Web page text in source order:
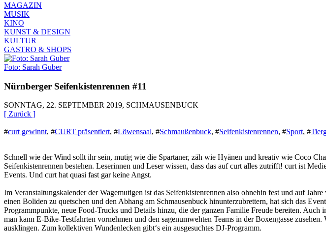
MAGAZIN
MUSIK
KINO
KUNST & DESIGN
KULTUR
GASTRO & SHOPS
Foto: Sarah Guber
Nürnberger Seifenkistenrennen #11
SONNTAG, 22. SEPTEMBER 2019, SCHMAUSENBUCK
[ Zurück ]
#curt gewinnt, #CURT präsentiert, #Löwensaal, #Schmaußenbuck, #Seifenkistenrennen, #Sport, #
Schnell wie der Wind sollt ihr sein, mutig wie die Spartaner, zäh wie Hyänen und kreativ wie Coco
Seifenkistenrennen bestehen. Leserinnen und Leser wissen, dass das auf curt alles zutrifft! curt ist
Events. Und curt hat quasi fast gar keine Angst.
Im Veranstaltungskalender der Wagemutigen ist das Seifenkistenrennen also ohnehin fest und auf
einen Boliden zu quetschen und den Abhang am Schmausenbuck hinunterzubrettern, hat sich das
Programmpunkte, neue Food-Trucks und Details hinzu, die der ganzen Familie Freude bereiten.
man kann E-Bike-Testfahrten vornehmen und den sagenumwehten Teams in der Boxengasse
ausklingen. Zum kollektiven Wundenlecken gibt‘s ein ausgesuchtes DJ-Programm.